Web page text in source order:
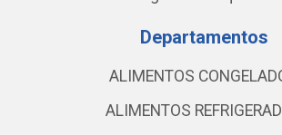
Departamentos
ALIMENTOS
ALIMENTOS